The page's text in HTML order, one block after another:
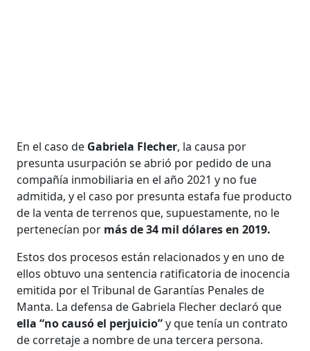
En el caso de Gabriela Flecher, la causa por
presunta usurpación se abrió por pedido de una
compañía inmobiliaria en el año 2021 y no fue
admitida, y el caso por presunta estafa fue producto
de la venta de terrenos que, supuestamente, no le
pertenecían por más de 34 mil dólares en 2019.
Estos dos procesos están relacionados y en uno de
ellos obtuvo una sentencia ratificatoria de inocencia
emitida por el Tribunal de Garantías Penales de
Manta. La defensa de Gabriela Flecher declaró que
ella “no causó el perjuicio”y que tenía un contrato
de corretaje a nombre de una tercera persona.